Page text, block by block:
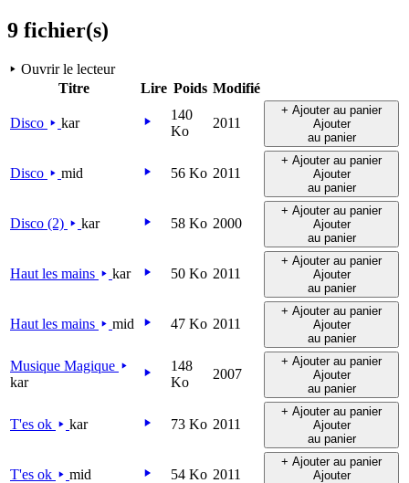
9 fichier(s)
Ouvrir le lecteur
Titre
Lire Poids Modifié
Disco kar
140
Ko
2011
+ Ajouter au panier
Ajouter
au panier
Disco mid 56 Ko 2011
+ Ajouter au panier
Ajouter
au panier
Disco (2) kar 58 Ko 2000
+ Ajouter au panier
Ajouter
au panier
Haut les mains kar 50 Ko 2011
+ Ajouter au panier
Ajouter
au panier
Haut les mains mid 47 Ko 2011
+ Ajouter au panier
Ajouter
au panier
Musique Magique
kar
148
Ko
2007
+ Ajouter au panier
Ajouter
au panier
T'es ok kar 73 Ko 2011
+ Ajouter au panier
Ajouter
au panier
T'es ok mid 54 Ko 2011
+ Ajouter au panier
Ajouter